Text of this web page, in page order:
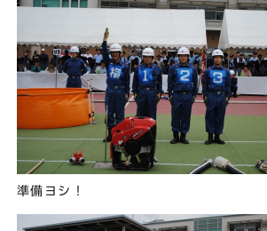
準備ヨシ！